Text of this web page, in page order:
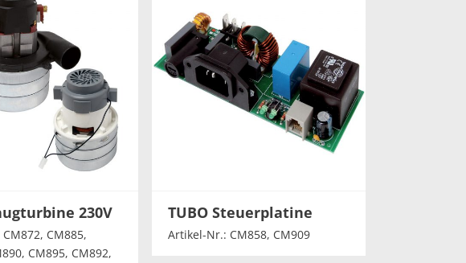
230V
CM885,
CM895, CM892,
TUBO Steuerplatine
Artikel-Nr.: CM858, CM909